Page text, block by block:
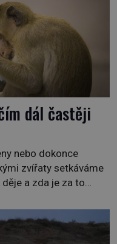
dál častěji
nebo dokonce
zvířaty setkáváme
a zda je za to
zemí a
celém světě se